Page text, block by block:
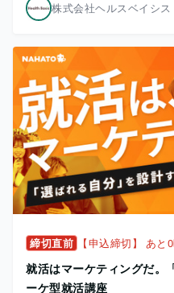
株式会社ヘルスベイシス
締切直前 【申込締切】 あと
就活はマーケティングだ。
ーケ型就活講座